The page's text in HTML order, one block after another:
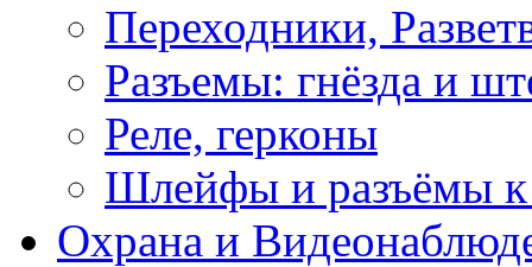
Переходники,
Разъемы: гнёзда и
Реле, герконы
Шлейфы и разъёмы
Охрана и